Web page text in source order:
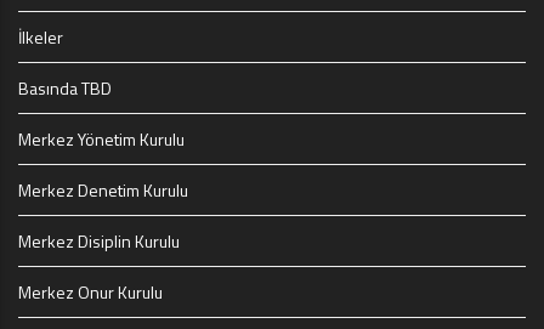
İlkeler
Basında TBD
Merkez Yönetim Kurulu
Merkez Denetim Kurulu
Merkez Disiplin Kurulu
Merkez Onur Kurulu